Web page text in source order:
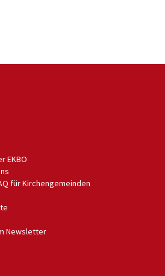
EKBO
für Kirchengemeinden
Newsletter